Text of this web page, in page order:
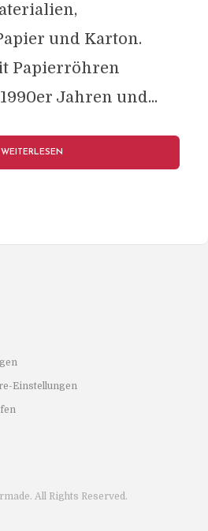
und Karton.
Papierröhren
Jahren und...
WEITERLESEN
Einstellungen
All Rights Reserved.